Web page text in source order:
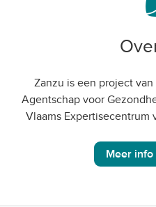
Zanzu is een project
Agentschap voor
Vlaams Expertisecentrum
Meer info